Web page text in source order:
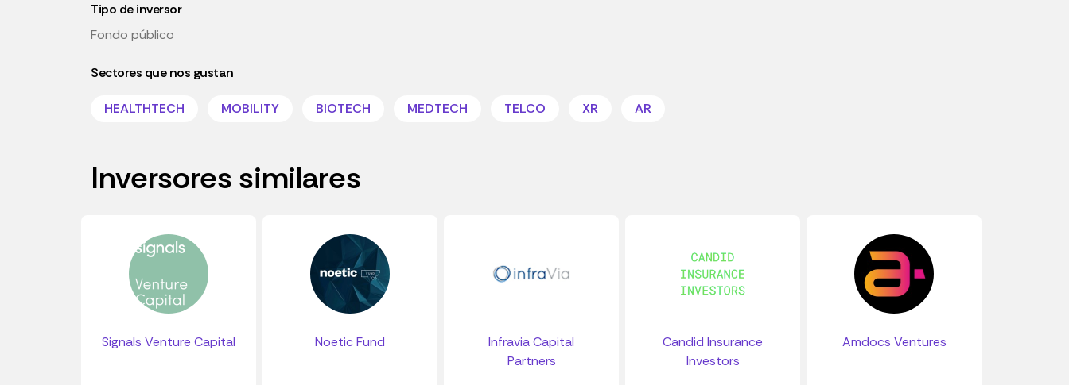
Tipo de inversor
Fondo público
Sectores que nos gustan
HEALTHTECH MOBILITY BIOTECH MEDTECH TELCO XR AR
Inversores similares
Signals Venture Capital Noetic Fund
Infravia Capital
Partners
Candid Insurance
Investors
Amdocs Ventures